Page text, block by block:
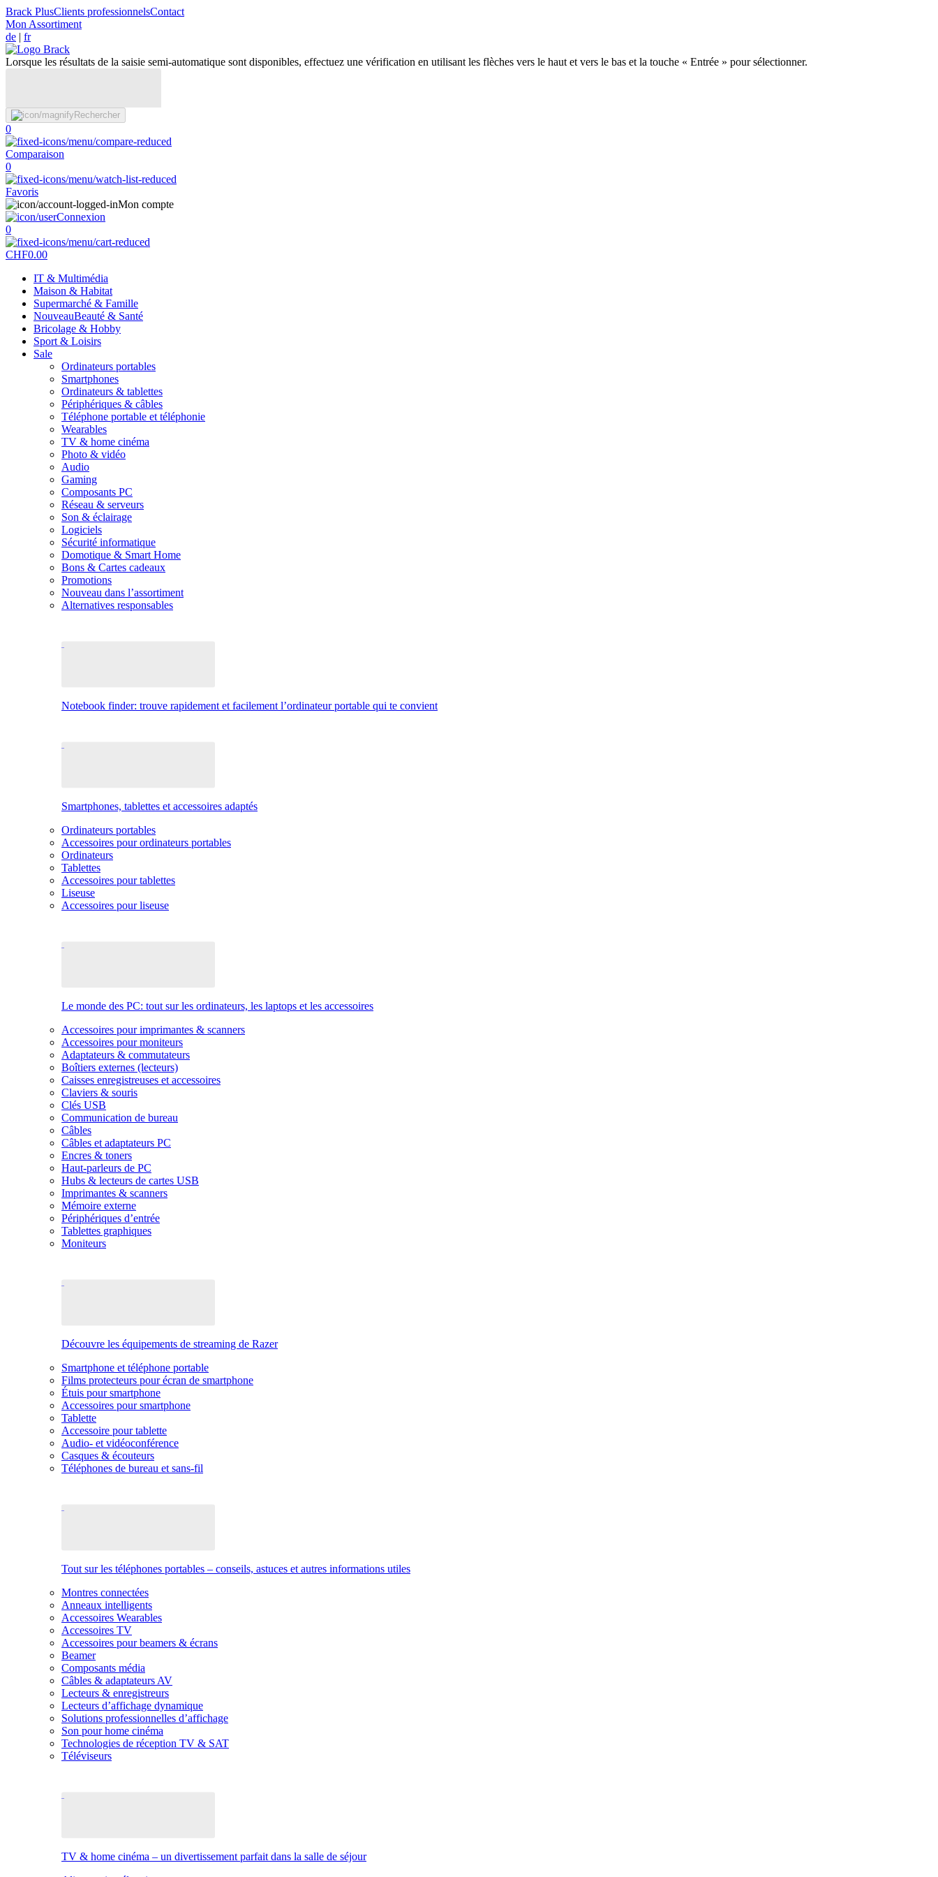
Brack PlusClients professionnelsContact
Mon Assortiment
de | fr
Lorsque les résultats de la saisie semi-automatique sont disponibles, effectuez une vérification en utilisant les flèches vers le haut et vers le bas et la touche « Entrée » pour sélectionner.
Rechercher
0
Comparaison
0
Favoris
Mon compte
Connexion
0
CHF0.00
IT & Multimédia
Maison & Habitat
Supermarché & Famille
NouveauBeauté & Santé
Bricolage & Hobby
Sport & Loisirs
Sale
Ordinateurs portables
Smartphones
Ordinateurs & tablettes
Périphériques & câbles
Téléphone portable et téléphonie
Wearables
TV & home cinéma
Photo & vidéo
Audio
Gaming
Composants PC
Réseau & serveurs
Son & éclairage
Logiciels
Sécurité informatique
Domotique & Smart Home
Bons & Cartes cadeaux
Promotions
Nouveau dans l’assortiment
Alternatives responsables
Notebook finder: trouve rapidement et facilement l’ordinateur portable qui te convient
Smartphones, tablettes et accessoires adaptés
Ordinateurs portables
Accessoires pour ordinateurs portables
Ordinateurs
Tablettes
Accessoires pour tablettes
Liseuse
Accessoires pour liseuse
Le monde des PC: tout sur les ordinateurs, les laptops et les accessoires
Accessoires pour imprimantes & scanners
Accessoires pour moniteurs
Adaptateurs & commutateurs
Boîtiers externes (lecteurs)
Caisses enregistreuses et accessoires
Claviers & souris
Clés USB
Communication de bureau
Câbles
Câbles et adaptateurs PC
Encres & toners
Haut-parleurs de PC
Hubs & lecteurs de cartes USB
Imprimantes & scanners
Mémoire externe
Périphériques d’entrée
Tablettes graphiques
Moniteurs
Découvre les équipements de streaming de Razer
Smartphone et téléphone portable
Films protecteurs pour écran de smartphone
Étuis pour smartphone
Accessoires pour smartphone
Tablette
Accessoire pour tablette
Audio- et vidéoconférence
Casques & écouteurs
Téléphones de bureau et sans-fil
Tout sur les téléphones portables – conseils, astuces et autres informations utiles
Montres connectées
Anneaux intelligents
Accessoires Wearables
Accessoires TV
Accessoires pour beamers & écrans
Beamer
Composants média
Câbles & adaptateurs AV
Lecteurs & enregistreurs
Lecteurs d’affichage dynamique
Solutions professionnelles d’affichage
Son pour home cinéma
Technologies de réception TV & SAT
Téléviseurs
TV & home cinéma – un divertissement parfait dans la salle de séjour